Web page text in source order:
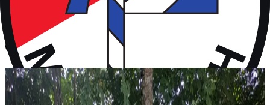
Kunstrasen
vor 10 Monaten
Aktuelles
Neuigkeiten aus dem Vereinsleben und kommende Termine